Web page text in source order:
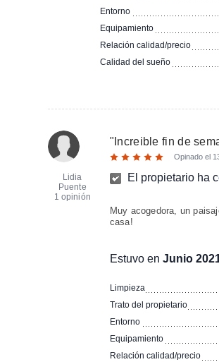
Entorno
Equipamiento
Relación calidad/precio
Calidad del sueño
Lidia
Puente
1 opinión
" Increible fin de
Opinado el
El propietario ha
Muy acogedora, un
casa!
Estuvo en Junio
Limpieza
Trato del propietario
Entorno
Equipamiento
Relación calidad/precio